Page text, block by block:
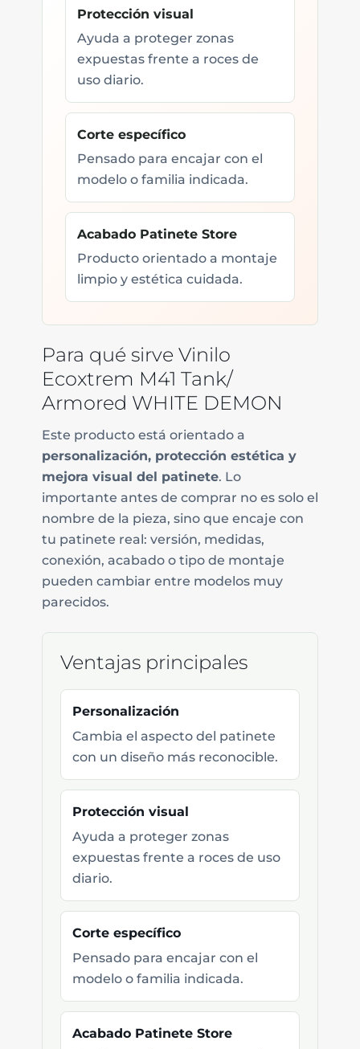
Protección visual
Ayuda a proteger zonas
expuestas frente a roces de
uso diario.
Corte específico
Pensado para encajar con el
modelo o familia indicada.
Acabado Patinete Store
Producto orientado a montaje
limpio y estética cuidada.
Para qué sirve Vinilo
Ecoxtrem M41 Tank/
Armored WHITE DEMON
Este producto está orientado a
personalización, protección estética y
mejora visual del patinete. Lo
importante antes de comprar no es solo el
nombre de la pieza, sino que encaje con
tu patinete real: versión, medidas,
conexión, acabado o tipo de montaje
pueden cambiar entre modelos muy
parecidos.
Ventajas principales
Personalización
Cambia el aspecto del patinete
con un diseño más reconocible.
Protección visual
Ayuda a proteger zonas
expuestas frente a roces de uso
diario.
Corte específico
Pensado para encajar con el
modelo o familia indicada.
Acabado Patinete Store